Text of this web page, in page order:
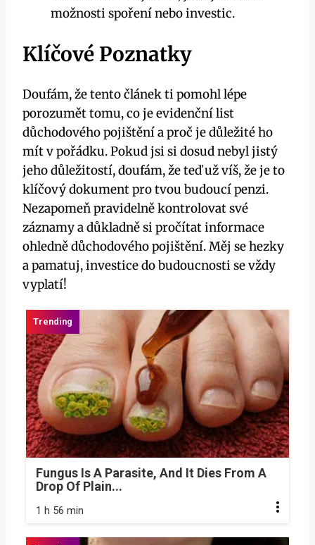
možnosti spoření nebo investic.
Klíčové Poznatky
Doufám, že tento článek ti pomohl lépe
porozumět tomu, co je evidenční list
důchodového pojištění a proč je důležité ho
mít v pořádku. Pokud jsi si dosud nebyl jistý
jeho důležitostí, doufám, že teď už víš, že je to
klíčový dokument pro tvou budoucí penzi.
Nezapomeň pravidelně kontrolovat své
záznamy a důkladně si pročítat informace
ohledně důchodového pojištění. Měj se hezky
a pamatuj, investice do budoucnosti se vždy
vyplatí!
Fungus Is A Parasite, And It Dies From A
Drop Of Plain...
1 h 56 min